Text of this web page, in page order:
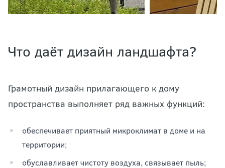
Что даёт дизайн ландшафта?
Грамотный дизайн прилагающего к дому
пространства выполняет ряд важных функций:
обеспечивает приятный микроклимат в доме и на
территории;
обуславливает чистоту воздуха, связывает пыль;